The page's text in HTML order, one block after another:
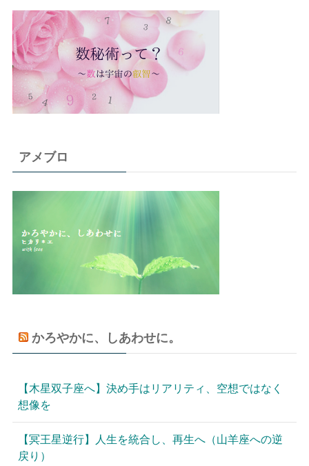
アメブロ
かろやかに、しあわせに。
【木星双子座へ】決め手はリアリティ、空想ではなく
想像を
【冥王星逆行】人生を統合し、再生へ（山羊座への逆
戻り）